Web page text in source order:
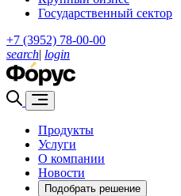
Государственный сектор
+7 (3952) 78-00-00
search| login
Продукты
Услуги
О компании
Новости
Подобрать решение